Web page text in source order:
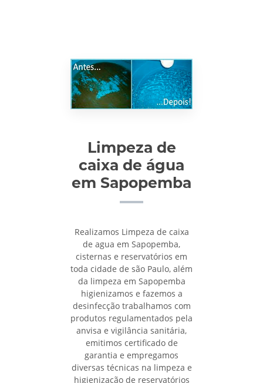
Limpeza de
caixa de água
em Sapopemba
Realizamos Limpeza de caixa
de agua em Sapopemba,
cisternas e reservatórios em
toda cidade de são Paulo, além
da limpeza em Sapopemba
higienizamos e fazemos a
desinfecção trabalhamos com
produtos regulamentados pela
anvisa e vigilância sanitária,
emitimos certificado de
garantia e empregamos
diversas técnicas na limpeza e
higienização de reservatórios